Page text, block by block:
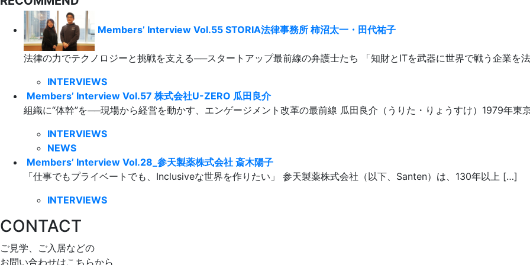
Members’ Interview Vol.55 STORIA法律事務所 柿沼太一・田代祐子
法律の力でテクノロジーと挑戦を支える──スタートアップ最前線の弁護士たち 「知財とITを武器に世界で戦う企業を
INTERVIEWS
Members’ Interview Vol.57 株式会社U-ZERO 瓜田良介
組織に“体幹”を──現場から経営を動かす、エンゲージメント改革の最前線 瓜田良介（うりた・りょうすけ）1979年東
INTERVIEWS
NEWS
Members’ Interview Vol.28_参天製薬株式会社 斎木陽子
「仕事でもプライベートでも、Inclusiveな世界を作りたい」 参天製薬株式会社（以下、Santen）は、130年以上 […]
INTERVIEWS
CONTACT
ご見学、ご入居などの
お問い合わせはこちらから